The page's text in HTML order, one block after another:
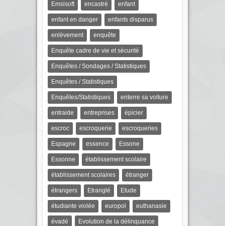
Emsisoft encastré enfant
enfant en danger enfants disparus
enlèvement enquête
Enquête cadre de vie et sécurité
Enquêtes / Sondages / Statistiques
Enquêtes / Statistiques
Enquêtes/Statistiques enterre sa voiture
entraide entreprises épicier
escroc escroquerie escroqueries
Espagne essence Essone
Essonne établissement scolaire
établissement scolaires étranger
étrangers Etranglé Etude
étudiante violée europol euthanasie
évadé Evolution de la délinquance